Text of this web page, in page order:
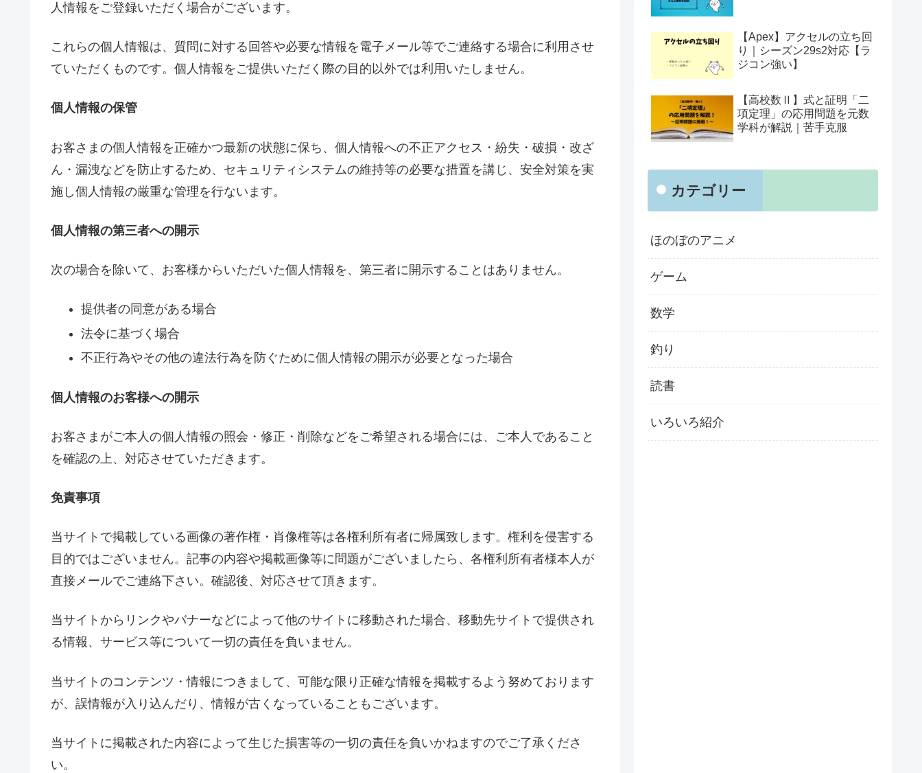
人情報をご登録いただく場合がございます。
これらの個人情報は、質問に対する回答や必要な情報を電子メール等でご連絡する場合に利用させ
ていただくものです。個人情報をご提供いただく際の目的以外では利用いたしません。
個人情報の保管
お客さまの個人情報を正確かつ最新の状態に保ち、個人情報への不正アクセス・紛失・破損・改ざ
ん・漏洩などを防止するため、セキュリティシステムの維持等の必要な措置を講じ、安全対策を実
施し個人情報の厳重な管理を行ないます。
個人情報の第三者への開示
次の場合を除いて、お客様からいただいた個人情報を、第三者に開示することはありません。
提供者の同意がある場合
法令に基づく場合
不正行為やその他の違法行為を防ぐために個人情報の開示が必要となった場合
個人情報のお客様への開示
お客さまがご本人の個人情報の照会・修正・削除などをご希望される場合には、ご本人であること
を確認の上、対応させていただきます。
免責事項
当サイトで掲載している画像の著作権・肖像権等は各権利所有者に帰属致します。権利を侵害する
目的ではございません。記事の内容や掲載画像等に問題がございましたら、各権利所有者様本人が
直接メールでご連絡下さい。確認後、対応させて頂きます。
当サイトからリンクやバナーなどによって他のサイトに移動された場合、移動先サイトで提供され
る情報、サービス等について一切の責任を負いません。
当サイトのコンテンツ・情報につきまして、可能な限り正確な情報を掲載するよう努めております
が、誤情報が入り込んだり、情報が古くなっていることもございます。
当サイトに掲載された内容によって生じた損害等の一切の責任を負いかねますのでご了承くださ
い。
【Apex】アクセルの立ち回
り｜シーズン29s2対応【ラ
ジコン強い】
【高校数Ⅱ】式と証明「二
項定理」の応用問題を元数
学科が解説｜苦手克服
カテゴリー
ほのぼのアニメ
ゲーム
数学
釣り
読書
いろいろ紹介